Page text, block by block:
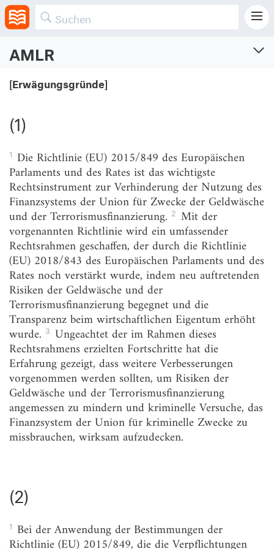
AMLR
Verordnung (EU) 2024/1624 des Europäischen Parlaments und des Rates vom 31. Mai
Vom 19.6.2024 (ABl. L, 2024/1624)
[Erwägungsgründe]
(1)
(2)
(3)
(4)
(5)
(6)
(7)
(8)
(9)
(10)
(11)
(12)
(15)
(16)
[Erwägungsgründe]
(1)
1 Die Richtlinie (EU) 2015/849 des Europäischen
Parlaments und des Rates ist das wichtigste
Rechtsinstrument zur Verhinderung der Nutzung des
Finanzsystems der Union für Zwecke der Geldwäsche
und der Terrorismusfinanzierung. 2 Mit der
vorgenannten Richtlinie wird ein umfassender
Rechtsrahmen geschaffen, der durch die Richtlinie
(EU) 2018/843 des Europäischen Parlaments und des
Rates noch verstärkt wurde, indem neu auftretenden
Risiken der Geldwäsche und der
Terrorismusfinanzierung begegnet und die
Transparenz beim wirtschaftlichen Eigentum erhöht
wurde. 3 Ungeachtet der im Rahmen dieses
Rechtsrahmens erzielten Fortschritte hat die
Erfahrung gezeigt, dass weitere Verbesserungen
vorgenommen werden sollten, um Risiken der
Geldwäsche und der Terrorismusfinanzierung
angemessen zu mindern und kriminelle Versuche, das
Finanzsystem der Union für kriminelle Zwecke zu
missbrauchen, wirksam aufzudecken.
(2)
1 Bei der Anwendung der Bestimmungen der
Richtlinie (EU) 2015/849, die die Verpflichtungen